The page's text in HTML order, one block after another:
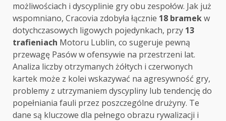
możliwościach i dyscyplinie gry obu zespołów. Jak już
wspomniano, Cracovia zdobyła łącznie 18 bramekw
dotychczasowych ligowych pojedynkach, przy 13
trafieniach Motoru Lublin, co sugeruje pewną
przewagę Pasów w ofensywie na przestrzeni lat.
Analiza liczby otrzymanych żółtych i czerwonych
kartek może z kolei wskazywać na agresywność gry,
problemy z utrzymaniem dyscypliny lub tendencję do
popełniania fauli przez poszczególne drużyny. Te
dane są kluczowe dla pełnego obrazu rywalizacji i